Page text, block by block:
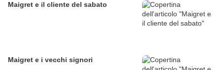
Maigret e il cliente del sabato
Maigret e i vecchi signori